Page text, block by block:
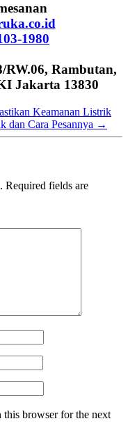
1980
RW.06, Rambutan,
Jakarta 13830
Keamanan Listrik
dan Cara Pesannya →
Required fields are
this browser for the next